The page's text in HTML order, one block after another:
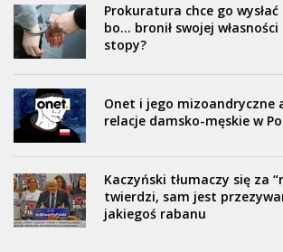
Prokuratura chce go
bo… bronił swojej własności
stopy?
Onet i jego mizoandryczne
relacje damsko-męskie w
Kaczyński tłumaczy się za
twierdzi, sam jest
jakiegoś rabanu